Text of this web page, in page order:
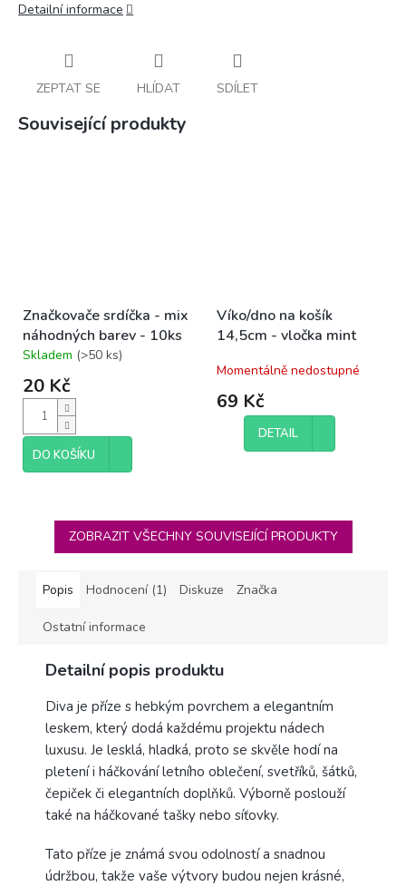
Detailní informace
ZEPTAT SE HLÍDAT SDÍLET
Související produkty
Značkovače srdíčka - mix
náhodných barev - 10ks
Průměrné
hodnocení
produktu
z
hvězdiček.
Skladem (>50 ks)
20 Kč
DO KOŠÍKU
Víko/dno na košík
14,5cm - vločka mint
Momentálně nedostupné
69 Kč
DETAIL
ZOBRAZIT VŠECHNY SOUVISEJÍCÍ PRODUKTY
Popis Hodnocení (1) Diskuze Značka
Ostatní informace
Detailní popis produktu
Diva je příze s hebkým povrchem a elegantním
leskem, který dodá každému projektu nádech
luxusu. Je lesklá, hladká, proto se skvěle hodí na
pletení i háčkování letního oblečení, svetříků, šátků,
čepiček či elegantních doplňků. Výborně poslouží
také na háčkované tašky nebo síťovky.
Tato příze je známá svou odolností a snadnou
údržbou, takže vaše výtvory budou nejen krásné,